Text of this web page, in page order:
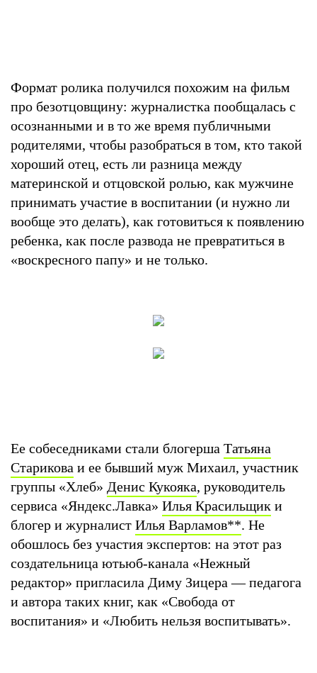
Формат ролика получился похожим на фильм
про безотцовщину: журналистка пообщалась с
осознанными и в то же время публичными
родителями, чтобы разобраться в том, кто такой
хороший отец, есть ли разница между
материнской и отцовской ролью, как мужчине
принимать участие в воспитании (и нужно ли
вообще это делать), как готовиться к появлению
ребенка, как после развода не превратиться в
«воскресного папу» и не только.
Ее собеседниками стали блогерша Татьяна
Старикова и ее бывший муж Михаил, участник
группы «Хлеб» Денис Кукояка, руководитель
сервиса «Яндекс.Лавка» Илья Красильщик и
блогер и журналист Илья Варламов**. Не
обошлось без участия экспертов: на этот раз
создательница ютьюб-канала «Нежный
редактор» пригласила Диму Зицера — педагога
и автора таких книг, как «Свобода от
воспитания» и «Любить нельзя воспитывать».